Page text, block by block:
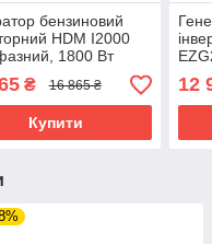
бензиновий
HDM I2000
1800 Вт
₴ 16 865 ₴
Купити
12